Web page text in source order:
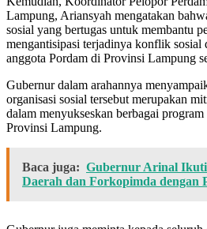
Lampung, Ariansyah mengatakan
sosial yang bertugas untuk membantu
mengantisipasi terjadinya konflik sosial
anggota Pordam di Provinsi Lampung
Gubernur dalam arahannya
organisasi sosial tersebut merupakan
dalam menyukseskan berbagai
Provinsi Lampung.
Baca juga: Gubernur Arinal
Daerah dan Forkopimda dengan